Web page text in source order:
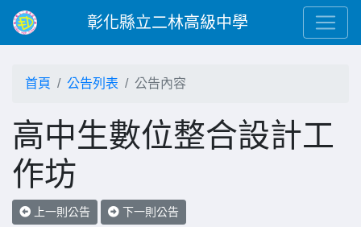
彰化縣立二林高級中學
首頁 公告列表 公告內容
高中生數位整合設計工
作坊
上一則公告 下一則公告